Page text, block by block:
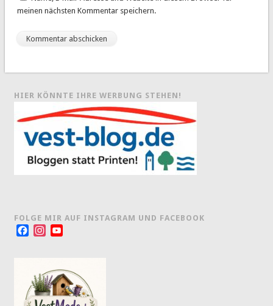
meinen nächsten Kommentar speichern.
HIER KÖNNTE IHRE WERBUNG STEHEN!
FOLGE MIR AUF INSTAGRAM UND FACEBOOK
FacebookInstagram